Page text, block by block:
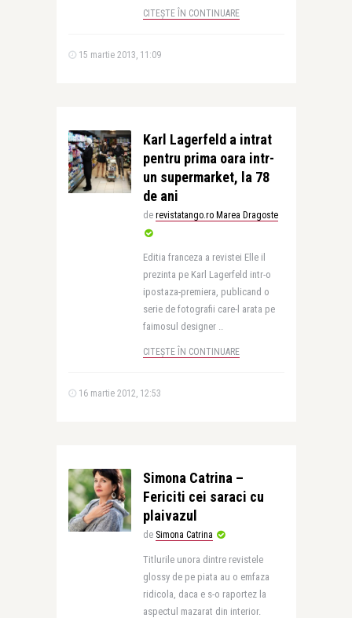
CITEȘTE ÎN CONTINUARE
15 martie 2013, 11:09
Karl Lagerfeld a intrat
pentru prima oara intr-
un supermarket, la 78
de ani
de revistatango.ro Marea Dragoste
Editia franceza a revistei Elle il
prezinta pe Karl Lagerfeld intr-o
ipostaza-premiera, publicand o
serie de fotografii care-l arata pe
faimosul designer ..
CITEȘTE ÎN CONTINUARE
16 martie 2012, 12:53
Simona Catrina –
Fericiti cei saraci cu
plaivazul
de Simona Catrina
Titlurile unora dintre revistele
glossy de pe piata au o emfaza
ridicola, daca e s-o raportez la
aspectul mazarat din interior.